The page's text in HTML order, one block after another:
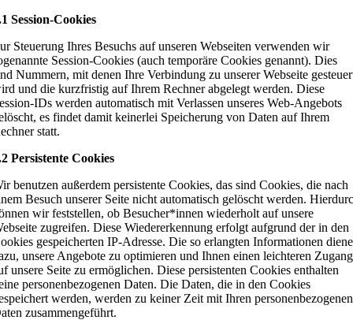
Session-Cookies
Steuerung Ihres Besuchs auf unseren Webseiten verwenden wir
Session-Cookies (auch temporäre Cookies genannt). Dies
Nummern, mit denen Ihre Verbindung zu unserer Webseite
und die kurzfristig auf Ihrem Rechner abgelegt werden. Diese
IDs werden automatisch mit Verlassen unseres Web-Angebots
es findet damit keinerlei Speicherung von Daten auf Ihrem
statt.
Persistente Cookies
benutzen außerdem persistente Cookies, das sind Cookies, die nach
Besuch unserer Seite nicht automatisch gelöscht werden.
wir feststellen, ob Besucher*innen wiederholt auf unsere
zugreifen. Diese Wiedererkennung erfolgt aufgrund der in den
gespeicherten IP-Adresse. Die so erlangten Informationen
unsere Angebote zu optimieren und Ihnen einen leichteren Zugang
unsere Seite zu ermöglichen. Diese persistenten Cookies enthalten
personenbezogenen Daten. Die Daten, die in den Cookies
werden, werden zu keiner Zeit mit Ihren personenbezogenen
zusammengeführt.